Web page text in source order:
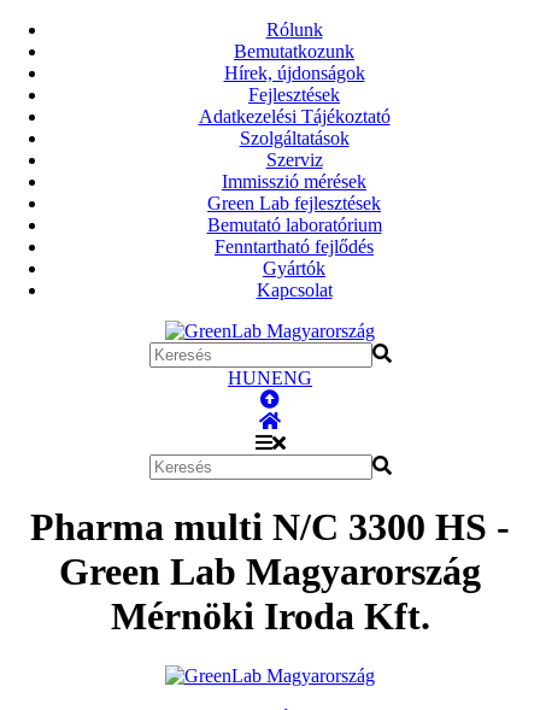
Rólunk
Bemutatkozunk
Hírek, újdonságok
Fejlesztések
Adatkezelési Tájékoztató
Szolgáltatások
Szerviz
Immisszió mérések
Green Lab fejlesztések
Bemutató laboratórium
Fenntartható fejlődés
Gyártók
Kapcsolat
HUNENG
Pharma multi N/C 3300 HS -
Green Lab Magyarország
Mérnöki Iroda Kft.